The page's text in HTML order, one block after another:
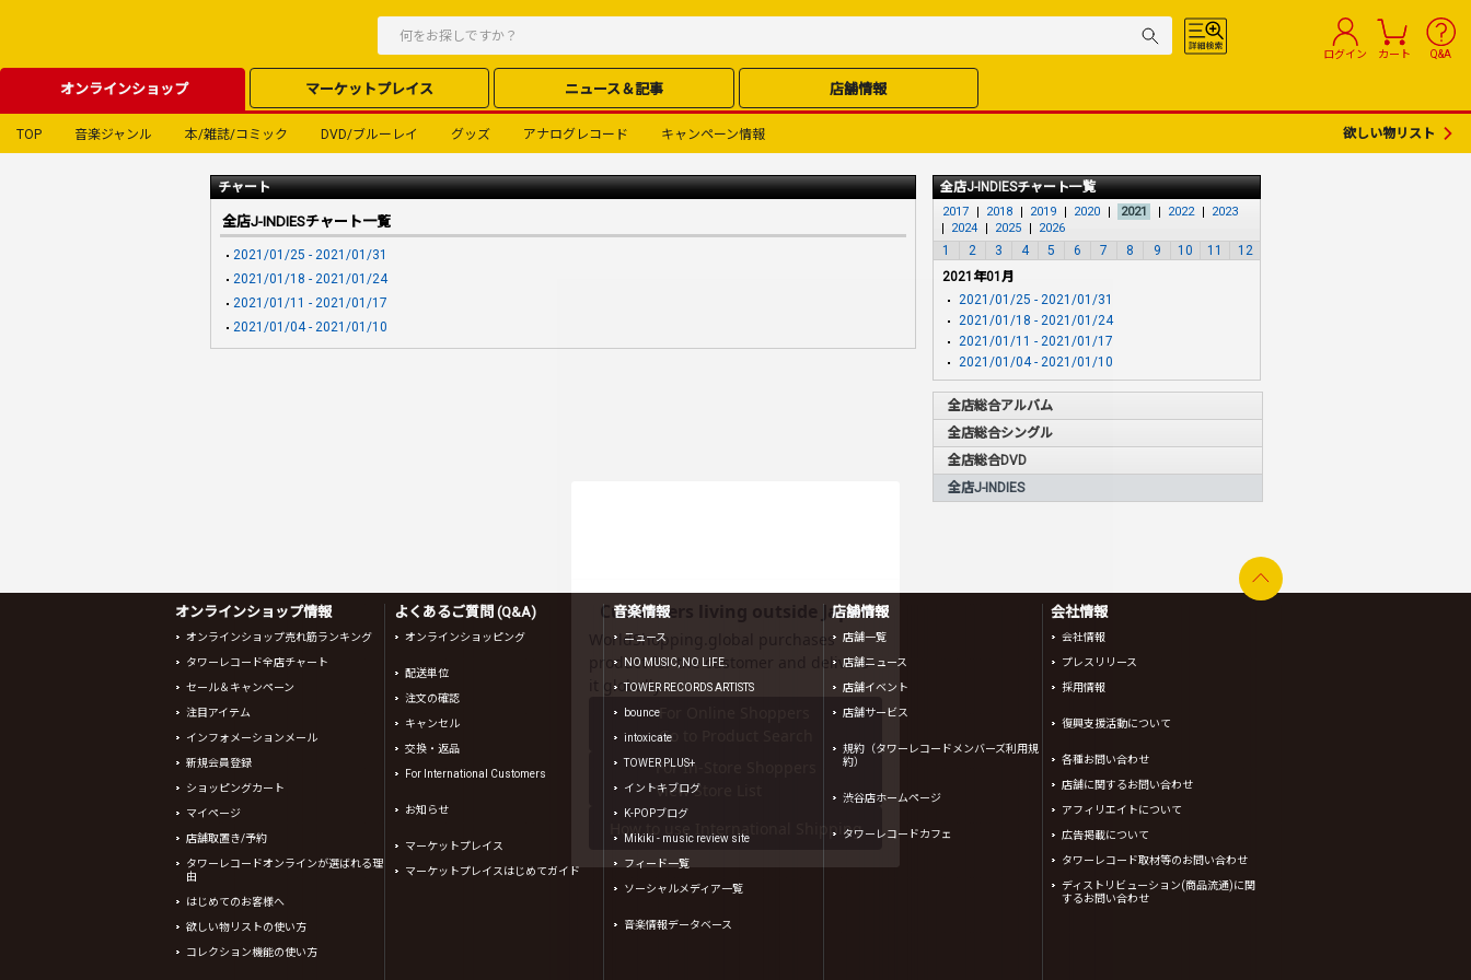
ログイン カート Q&A
オンラインショップ マーケットプレイス ニュース＆記事 店舗情報
TOP 音楽ジャンル 本/雑誌/コミック DVD/ブルーレイ グッズ アナログレコード キャンペーン情報 欲しい物リスト
チャート
全店J-INDIESチャート一覧
2021/01/25 - 2021/01/31
2021/01/18 - 2021/01/24
2021/01/11 - 2021/01/17
2021/01/04 - 2021/01/10
全店J-INDIESチャート一覧
2017 2018 2019 2020 2021 2022
2023
2024
2025 2026
1 2 3 4 5 6 7 8 9 10 11
12
2021年01月
2021/01/25 - 2021/01/31
2021/01/18 - 2021/01/24
2021/01/11 - 2021/01/17
2021/01/04 - 2021/01/10
全店総合アルバム
全店総合シングル
全店総合DVD
全店J-INDIES
オンラインショップ情報
オンラインショップ売れ筋ランキング
タワーレコード全店チャート
セール＆キャンペーン
注目アイテム
インフォメーションメール
新規会員登録
ショッピングカート
マイページ
店舗取置き/予約
タワーレコードオンラインが選ばれる理
由
はじめてのお客様へ
欲しい物リストの使い方
コレクション機能の使い方
よくあるご質問 (Q&A)
オンラインショッピング
配送単位
注文の確認
キャンセル
交換・返品
For International Customers
お知らせ
マーケットプレイス
マーケットプレイスはじめてガイド
音楽情報
ニュース
NO MUSIC, NO LIFE.
TOWER RECORDS ARTISTS
bounce
intoxicate
TOWER PLUS+
イントキブログ
K-POPブログ
Mikiki - music review site
フィード一覧
ソーシャルメディア一覧
音楽情報データベース
店舗情報
店舗一覧
店舗ニュース
店舗イベント
店舗サービス
規約（タワーレコードメンバーズ利用規
約）
渋谷店ホームページ
タワーレコードカフェ
会社情報
会社情報
プレスリリース
採用情報
復興支援活動について
各種お問い合わせ
店舗に関するお問い合わせ
アフィリエイトについて
広告掲載について
タワーレコード取材等のお問い合わせ
ディストリビューション(商品流通)に関
するお問い合わせ